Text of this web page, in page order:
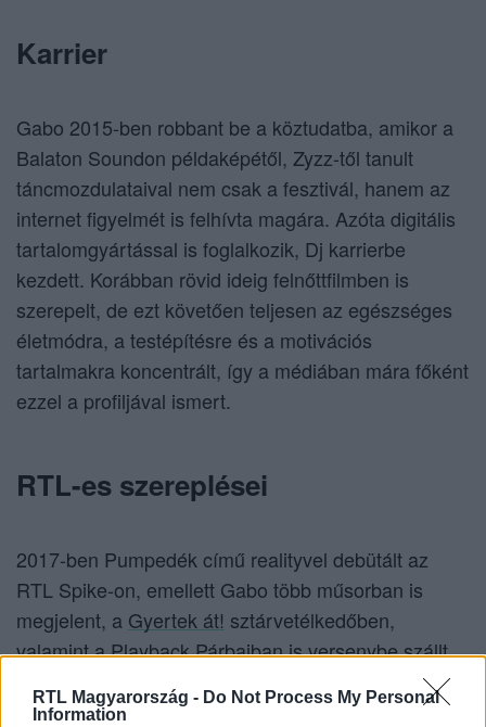
RTL Magyarország - Do Not Process My Personal
Information
Karrier
Gabo 2015-ben robbant be a köztudatba, amikor a
Balaton Soundon példaképétől, Zyzz-től tanult
táncmozdulataival nem csak a fesztivál, hanem az
internet figyelmét is felhívta magára. Azóta digitális
tartalomgyártással is foglalkozik, Dj karrierbe
kezdett. Korábban rövid ideig felnőttfilmben is
szerepelt, de ezt követően teljesen az egészséges
életmódra, a testépítésre és a motivációs
tartalmakra koncentrált, így a médiában mára főként
ezzel a profiljával ismert.
RTL-es szereplései
2017-ben Pumpedék című realityvel debütált az
RTL Spike-on, emellett Gabo több műsorban is
megjelent, a Gyertek át! sztárvetélkedőben,
valamint a Playback Párbajban is versenybe szállt.
is, ahol akkori párjával,
Sebestyén Ági fitnesz modell, személyi edzővel